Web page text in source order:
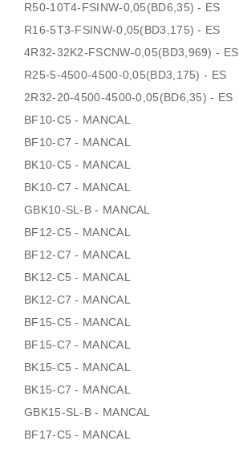
R50-10T4-FSINW-0,05(BD6,35) - ES
R16-5T3-FSINW-0,05(BD3,175) - ES
4R32-32K2-FSCNW-0,05(BD3,969) - ES
R25-5-4500-4500-0,05(BD3,175) - ES
2R32-20-4500-4500-0,05(BD6,35) - ES
BF10-C5 - MANCAL
BF10-C7 - MANCAL
BK10-C5 - MANCAL
BK10-C7 - MANCAL
GBK10-SL-B - MANCAL
BF12-C5 - MANCAL
BF12-C7 - MANCAL
BK12-C5 - MANCAL
BK12-C7 - MANCAL
BF15-C5 - MANCAL
BF15-C7 - MANCAL
BK15-C5 - MANCAL
BK15-C7 - MANCAL
GBK15-SL-B - MANCAL
BF17-C5 - MANCAL